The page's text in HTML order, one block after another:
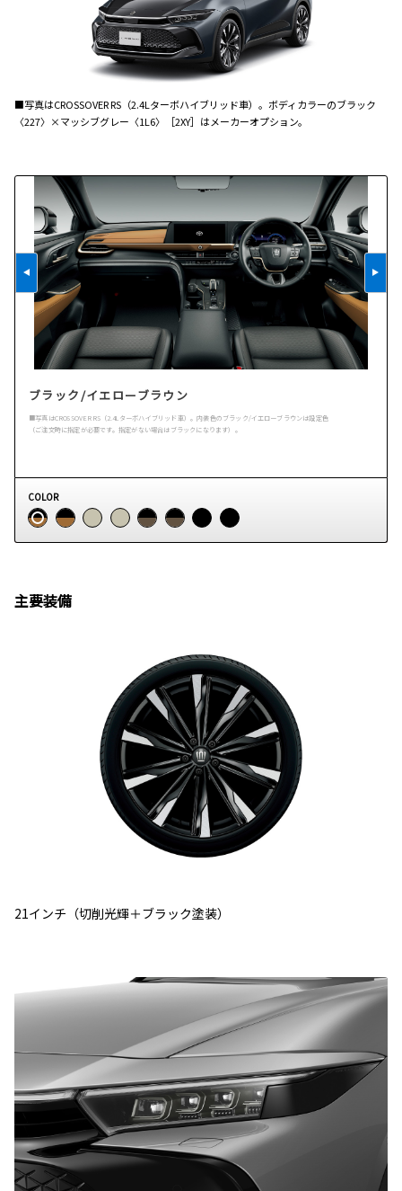
■写真はCROSSOVER RS（2.4Lターボハイブリッド車）。ボディカラーのブラック
〈227〉×マッシブグレー〈1L6〉［2XY］はメーカーオプション。
ブラック/イエローブラウン
■写真はCROSSOVER RS（2.4Lターボハイブリッド車）。内装色のブラック/イエローブラウンは設定色
（ご注文時に指定が必要です。指定がない場合はブラックになります）。
COLOR
主要装備
21インチ（切削光輝＋ブラック塗装）